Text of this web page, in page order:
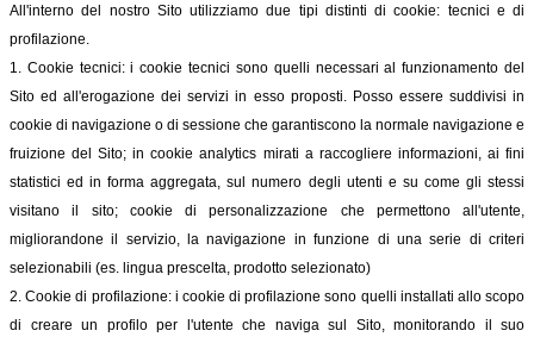
All'interno del nostro Sito utilizziamo due tipi distinti di cookie: tecnici e di
profilazione.
1. Cookie tecnici: i cookie tecnici sono quelli necessari al funzionamento del
Sito ed all'erogazione dei servizi in esso proposti. Posso essere suddivisi in
cookie di navigazione o di sessione che garantiscono la normale navigazione e
fruizione del Sito; in cookie analytics mirati a raccogliere informazioni, ai fini
statistici ed in forma aggregata, sul numero degli utenti e su come gli stessi
visitano il sito; cookie di personalizzazione che permettono all'utente,
migliorandone il servizio, la navigazione in funzione di una serie di criteri
selezionabili (es. lingua prescelta, prodotto selezionato)
2. Cookie di profilazione: i cookie di profilazione sono quelli installati allo scopo
di creare un profilo per l'utente che naviga sul Sito, monitorando il suo